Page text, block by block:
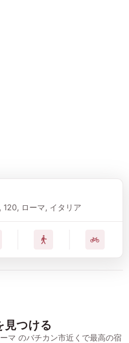
, 120, ローマ, イタリア
見つける
マ のバチカン市近くで最高の宿